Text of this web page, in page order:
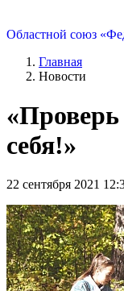
Областной союз
Главная
Новости
себя!»
22 сентября 2021